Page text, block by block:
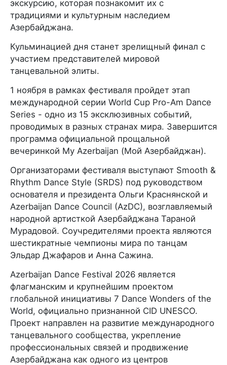
экскурсию, которая познакомит их с
традициями и культурным наследием
Азербайджана.
Кульминацией дня станет зрелищный финал с
участием представителей мировой
танцевальной элиты.
1 ноября в рамках фестиваля пройдет этап
международной серии World Cup Pro-Am Dance
Series - одно из 15 эксклюзивных событий,
проводимых в разных странах мира. Завершится
программа официальной прощальной
вечеринкой My Azerbaijan (Мой Азербайджан).
Организаторами фестиваля выступают Smooth &
Rhythm Dance Style (SRDS) под руководством
основателя и президента Ольги Краснянской и
Azerbaijan Dance Council (AzDC), возглавляемый
народной артисткой Азербайджана Тараной
Мурадовой. Соучредителями проекта являются
шестикратные чемпионы мира по танцам
Эльдар Джафаров и Анна Сажина.
Azerbaijan Dance Festival 2026 является
флагманским и крупнейшим проектом
глобальной инициативы 7 Dance Wonders of the
World, официально признанной CID UNESCO.
Проект направлен на развитие международного
танцевального сообщества, укрепление
профессиональных связей и продвижение
Азербайджана как одного из центров